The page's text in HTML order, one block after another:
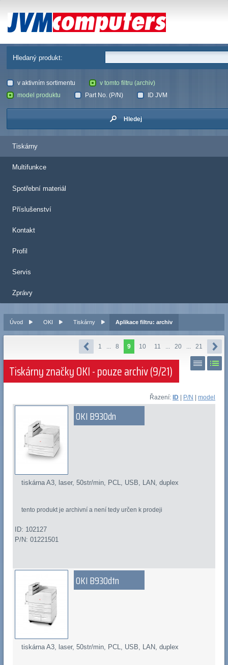
JVM Computers
Hledaný produkt:
v aktivním sortimentu
v tomto filtru (archiv)
model produktu
Part No. (P/N) ID JVM
Hledej
Tiskárny
Multifunkce
Spotřební materiál
Příslušenství
Kontakt
Profil
Servis
Zprávy
Úvod OKI Tiskárny Aplikace filtru: archiv
1 ... 8 9 10 11 ... 20 ... 21
Tiskárny značky OKI - pouze archiv (9/21)
Řazení: ID P/N |model
OKI B930dn
tiskárna A3, laser, 50str/min, PCL, USB, LAN, duplex
tento produkt je archivní a není tedy určen k prodeji
ID: 102127
P/N: 01221501
OKI B930dtn
tiskárna A3, laser, 50str/min, PCL, USB, LAN, duplex